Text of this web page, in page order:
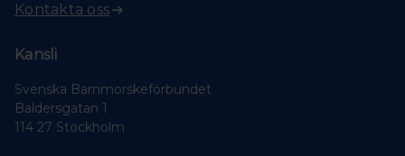
Kontakta oss
Kansli
Svenska Barnmorskeförbundet
Baldersgatan 1
114 27 Stockholm